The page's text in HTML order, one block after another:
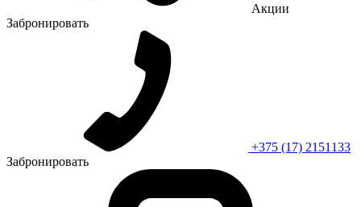
Акции
Забронировать
+375 (17) 2151133
Забронировать